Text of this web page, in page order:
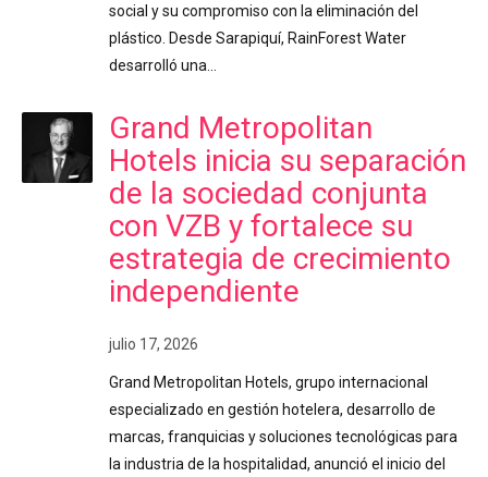
social y su compromiso con la eliminación del
plástico. Desde Sarapiquí, RainForest Water
desarrolló una…
Grand Metropolitan
Hotels inicia su separación
de la sociedad conjunta
con VZB y fortalece su
estrategia de crecimiento
independiente
julio 17, 2026
Grand Metropolitan Hotels, grupo internacional
especializado en gestión hotelera, desarrollo de
marcas, franquicias y soluciones tecnológicas para
la industria de la hospitalidad, anunció el inicio del